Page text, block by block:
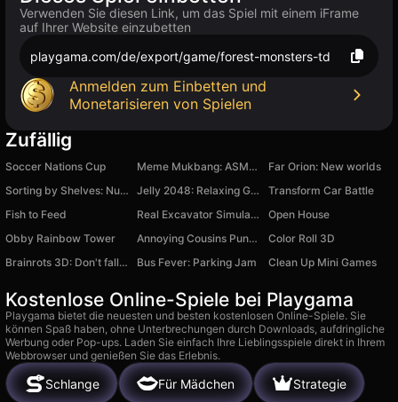
Verwenden Sie diesen Link, um das Spiel mit einem iFrame
auf Ihrer Website einzubetten
playgama.com/de/export/game/forest-monsters-td
Anmelden zum Einbetten und
Monetarisieren von Spielen
Zufällig
Soccer Nations Cup Meme Mukbang: ASMR Game
Far Orion: New worlds
Sorting by Shelves: Numbers
Jelly 2048: Relaxing Game
Transform Car Battle
Fish to Feed
Real Excavator Simulator
Open House
Obby Rainbow Tower
Annoying Cousins Punch Game
Color Roll 3D
Brainrots 3D: Don't fall down!
Bus Fever: Parking Jam Clean Up Mini Games
Kostenlose Online-Spiele bei Playgama
Playgama bietet die neuesten und besten kostenlosen Online-Spiele. Sie
können Spaß haben, ohne Unterbrechungen durch Downloads, aufdringliche
Werbung oder Pop-ups. Laden Sie einfach Ihre Lieblingsspiele direkt in Ihrem
Webbrowser und genießen Sie das Erlebnis.
Schlange Für Mädchen Strategie